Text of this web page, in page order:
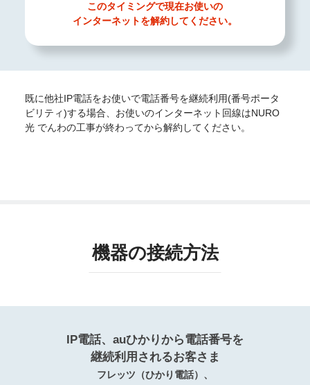
このタイミングで現在お使いの
インターネットを解約してください。
既に他社IP電話をお使いで電話番号を継続利用(番号ポータ
ビリティ)する場合、お使いのインターネット回線はNURO
光 でんわの工事が終わってから解約してください。
機器の接続方法
IP電話、auひかりから電話番号を
継続利用されるお客さま
フレッツ（ひかり電話）、